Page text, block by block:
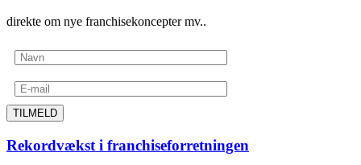
direkte om nye franchisekoncepter mv..
TILMELD
Rekordvækst i franchiseforretningen